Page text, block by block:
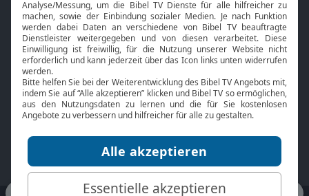
Nächster Gottesdienst
Bibel TV
Über uns
Jobs
Mediadaten
Service
Kontakt
TV-Empfang